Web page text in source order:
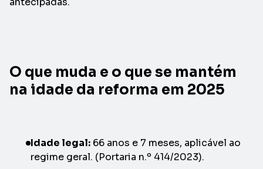
O que muda e o que se mantém
na idade da reforma em 2025
Idade legal: 66 anos e 7 meses, aplicável ao
regime geral. (Portaria n.º 414/2023).